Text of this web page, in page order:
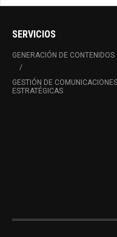
SERVICIOS
GENERACIÓN DE CONTENIDOS
GESTIÓN DE COMUNICACIONES
ESTRATÉGICAS